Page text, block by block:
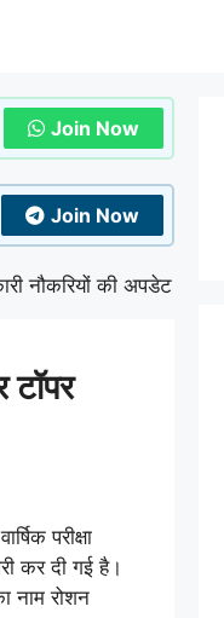
Join Now
Join Now
की अपडेट देखने के
परीक्षा
कर दी गई है।
नाम रोशन